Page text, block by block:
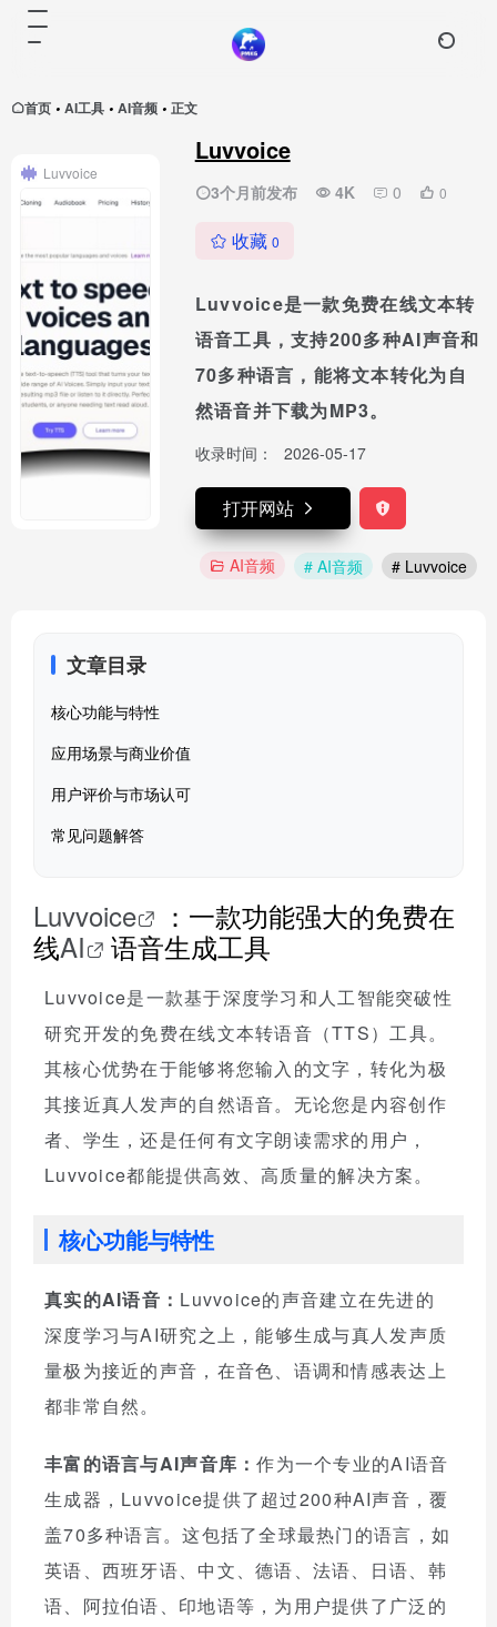
首页 • AI工具 • AI音频 • 正文
Luvvoice
3个月前发布 4K 0 0
收藏 0
Luvvoice是一款免费在线文本转
语音工具，支持200多种AI声音和
70多种语言，能将文本转化为自
然语音并下载为MP3。
收录时间： 2026-05-17
打开网站
AI音频 # AI音频 # Luvvoice
Luvvoice
文章目录
核心功能与特性
应用场景与商业价值
用户评价与市场认可
常见问题解答
Luvvoice
：一款功能强大的免费在
线AI 语音生成工具
Luvvoice是一款基于深度学习和人工智能突破性
研究开发的免费在线文本转语音（TTS）工具。
其核心优势在于能够将您输入的文字，转化为极
其接近真人发声的自然语音。无论您是内容创作
者、学生，还是任何有文字朗读需求的用户，
Luvvoice都能提供高效、高质量的解决方案。
核心功能与特性
真实的AI语音： Luvvoice的声音建立在先进的
深度学习与AI研究之上，能够生成与真人发声质
量极为接近的声音，在音色、语调和情感表达上
都非常自然。
丰富的语言与AI声音库：作为一个专业的AI语音
生成器，Luvvoice提供了超过200种AI声音，覆
盖70多种语言。这包括了全球最热门的语言，如
英语、西班牙语、中文、德语、法语、日语、韩
语、阿拉伯语、印地语等，为用户提供了广泛的